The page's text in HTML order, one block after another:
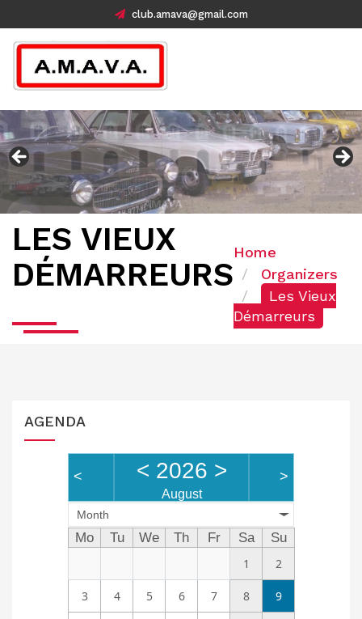
club.amava@gmail.com
LES VIEUX
DÉMARREURS
Home
Organizers
Les Vieux
Démarreurs
AGENDA
< < 2026 >
August
>
Month
Mo Tu We Th Fr Sa
Su
1
2
3 4 5 6 7 8 9